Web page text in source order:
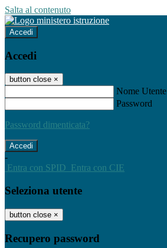
Salta al contenuto
Accedi
Accedi
button close ×
Nome Utente
Password
Password dimenticata?
-
Entra con SPID Entra con CIE
Seleziona utente
button close ×
Recupero password